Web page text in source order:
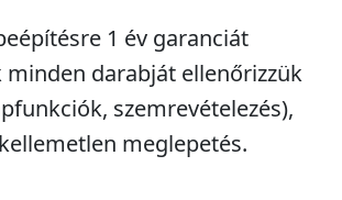
1 év garanciát
darabját ellenőrizzük
szemrevételezés),
meglepetés.